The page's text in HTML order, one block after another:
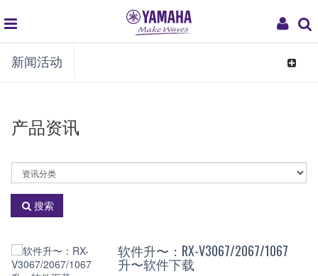
My
global
navigation
新闻活动
Toggle
产品资讯
选
择
资
分
搜索
软件升〜：RX-V3067/2067/1067
升〜软件下载